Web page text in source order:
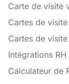
Carte de visite
Cartes de
Cartes de visite
Intégrations RH
Calculateur de